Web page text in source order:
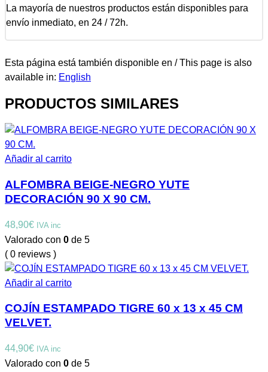
La mayoría de nuestros productos están disponibles para
envío inmediato, en 24 / 72h.
Esta página está también disponible en / This page is also
available in: English
PRODUCTOS SIMILARES
Añadir al carrito
ALFOMBRA BEIGE-NEGRO YUTE
DECORACIÓN 90 X 90 CM.
48,90€ IVA inc
Valorado con 0 de 5
( 0 reviews )
Añadir al carrito
COJÍN ESTAMPADO TIGRE 60 x 13 x 45 CM
VELVET.
44,90€ IVA inc
Valorado con 0 de 5